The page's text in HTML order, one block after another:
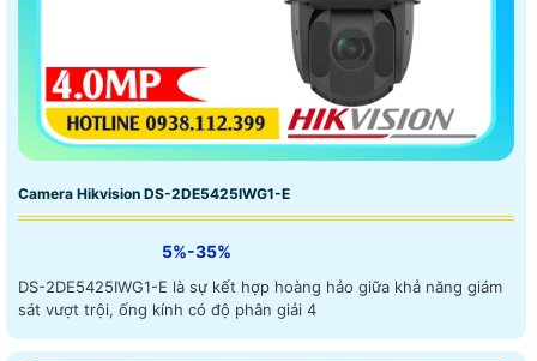
Camera Hikvision DS-2DE5425IWG1-E
5%-35%
DS-2DE5425IWG1-E là sự kết hợp hoàng hảo giữa khả năng giám
sát vượt trội, ống kính có độ phân giải 4